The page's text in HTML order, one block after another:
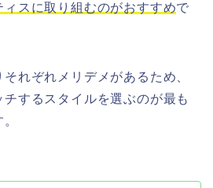
スに取り組むのがおすすめで
れぞれメリデメがあるため、
するスタイルを選ぶのが最も